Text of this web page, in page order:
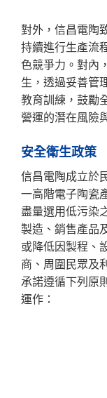
對外，信昌電陶
持續進行生產流
色競爭力。對內
生，透過妥善管
教育訓練，鼓勵
營運的潛在風險
安全衛生政策
信昌電陶成立於
一高階電子陶瓷
盡量選用低污染
製造、銷售產品
或降低因製程、
商、周圍民眾及
承諾遵循下列原
運作：